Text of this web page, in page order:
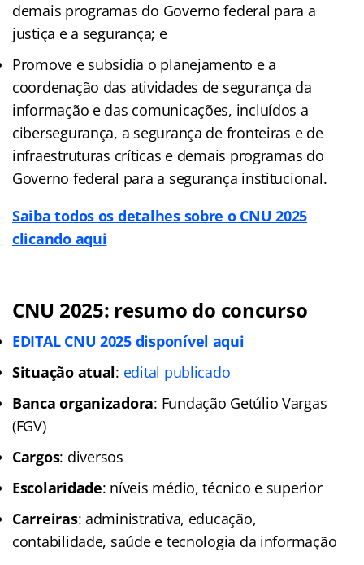
demais programas do Governo federal para a
justiça e a segurança; e
Promove e subsidia o planejamento e a
coordenação das atividades de segurança da
informação e das comunicações, incluídos a
cibersegurança, a segurança de fronteiras e de
infraestruturas críticas e demais programas do
Governo federal para a segurança institucional.
Saiba todos os detalhes sobre o CNU 2025
clicando aqui
CNU 2025: resumo do concurso
EDITAL CNU 2025 disponível aqui
Situação atual: edital publicado
Banca organizadora: Fundação Getúlio Vargas
(FGV)
Cargos: diversos
Escolaridade: níveis médio, técnico e superior
Carreiras: administrativa, educação,
contabilidade, saúde e tecnologia da informação